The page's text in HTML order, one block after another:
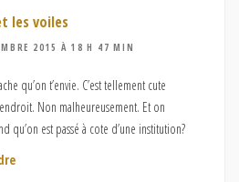
les voiles
2015 À 18 H 47 MIN
qu’on t’envie. C’est tellement cute
Non malheureusement. Et on
qu’on est passé à cote d’une institution?